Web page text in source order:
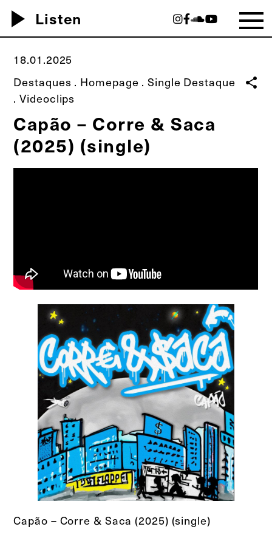
play_arrow Listen
18.01.2025
Destaques . Homepage .Single Destaque
.Videoclips
share
Capão – Corre & Saca
(2025) (single)
Capão – Corre & Saca (2025) (single)